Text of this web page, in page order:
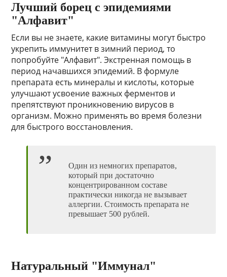
Лучший борец с эпидемиями
"Алфавит"
Если вы не знаете, какие витамины могут быстро
укрепить иммунитет в зимний период, то
попробуйте "Алфавит". Экстренная помощь в
период начавшихся эпидемий. В формуле
препарата есть минералы и кислоты, которые
улучшают усвоение важных ферментов и
препятствуют проникновению вирусов в
организм. Можно применять во время болезни
для быстрого восстановления.
Один из немногих препаратов,
который при достаточно
концентрированном составе
практически никогда не вызывает
аллергии. Стоимость препарата не
превышает 500 рублей.
Натуральный "Иммунал"